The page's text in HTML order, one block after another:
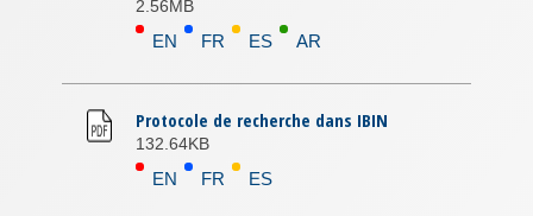
2.56MB
EN FR ES AR
Protocole de recherche dans IBIN
132.64KB
EN FR ES